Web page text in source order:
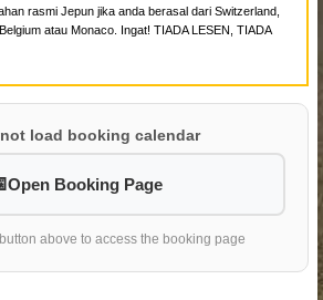
rasmi Jepun jika anda berasal dari Switzerland,
atau Monaco. Ingat! TIADA LESEN, TIADA
load booking calendar
Open Booking Page
above to access the booking page